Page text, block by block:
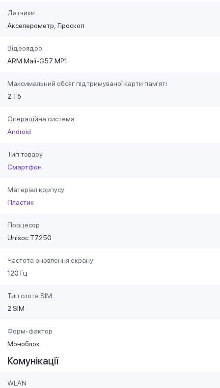
Датчики
Акселерометр Гіроскоп
Відеоядро
ARM Mali-G57 MP1
Максимальний обсяг підтримуваної карти пам'яті
2 Тб
Операційна система
Android
Тип товару
Смартфон
Матеріал корпусу
Пластик
Процесор
Unisoc T7250
Частота оновлення екрану
120 Гц
Тип слота SIM
2 SIM
Форм-фактор
Моноблок
Комунікації
WLAN